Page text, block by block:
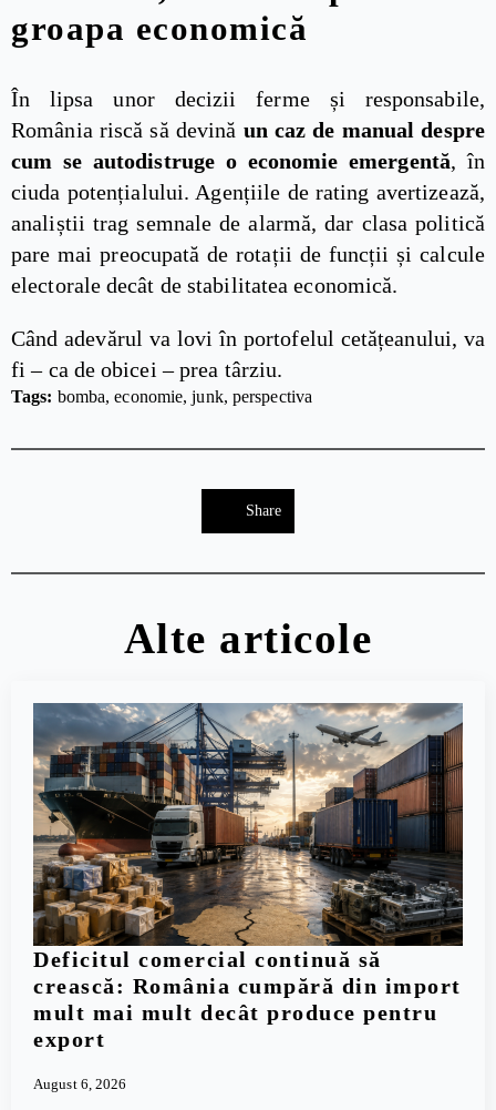
groapa economică
În lipsa unor decizii ferme și responsabile,
România riscă să devină un caz de manual despre
cum se autodistruge o economie emergentă, în
ciuda potențialului. Agențiile de rating avertizează,
analiștii trag semnale de alarmă, dar clasa politică
pare mai preocupată de rotații de funcții și calcule
electorale decât de stabilitatea economică.
Când adevărul va lovi în portofelul cetățeanului, va
fi – ca de obicei – prea târziu.
Tags: bomba economie junk perspectiva
Share
Alte articole
Deficitul comercial continuă să
crească: România cumpără din import
mult mai mult decât produce pentru
export
August 6, 2026